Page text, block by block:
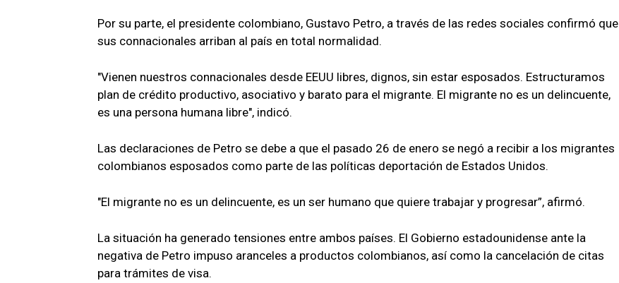
Por su parte, el presidente colombiano, Gustavo Petro, a través de las redes sociales confirmó que
sus connacionales arriban al país en total normalidad.
"Vienen nuestros connacionales desde EEUU libres, dignos, sin estar esposados. Estructuramos
plan de crédito productivo, asociativo y barato para el migrante. El migrante no es un delincuente,
es una persona humana libre", indicó.
Las declaraciones de Petro se debe a que el pasado 26 de enero se negó a recibir a los migrantes
colombianos esposados como parte de las políticas deportación de Estados Unidos.
"El migrante no es un delincuente, es un ser humano que quiere trabajar y progresar”, afirmó.
La situación ha generado tensiones entre ambos países. El Gobierno estadounidense ante la
negativa de Petro impuso aranceles a productos colombianos, así como la cancelación de citas
para trámites de visa.